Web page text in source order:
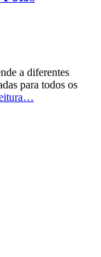
a diferentes
para todos os